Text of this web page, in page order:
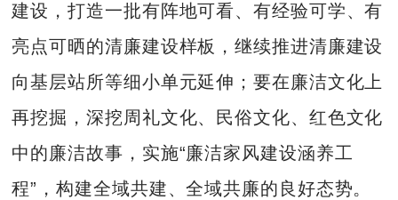
建设，打造一批有阵地可看、有经验可学、有
亮点可晒的清廉建设样板，继续推进清廉建设
向基层站所等细小单元延伸；要在廉洁文化上
再挖掘，深挖周礼文化、民俗文化、红色文化
中的廉洁故事，实施“廉洁家风建设涵养工
程”，构建全域共建、全域共廉的良好态势。